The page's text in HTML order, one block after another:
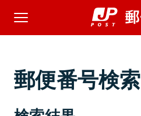
郵便番号検索